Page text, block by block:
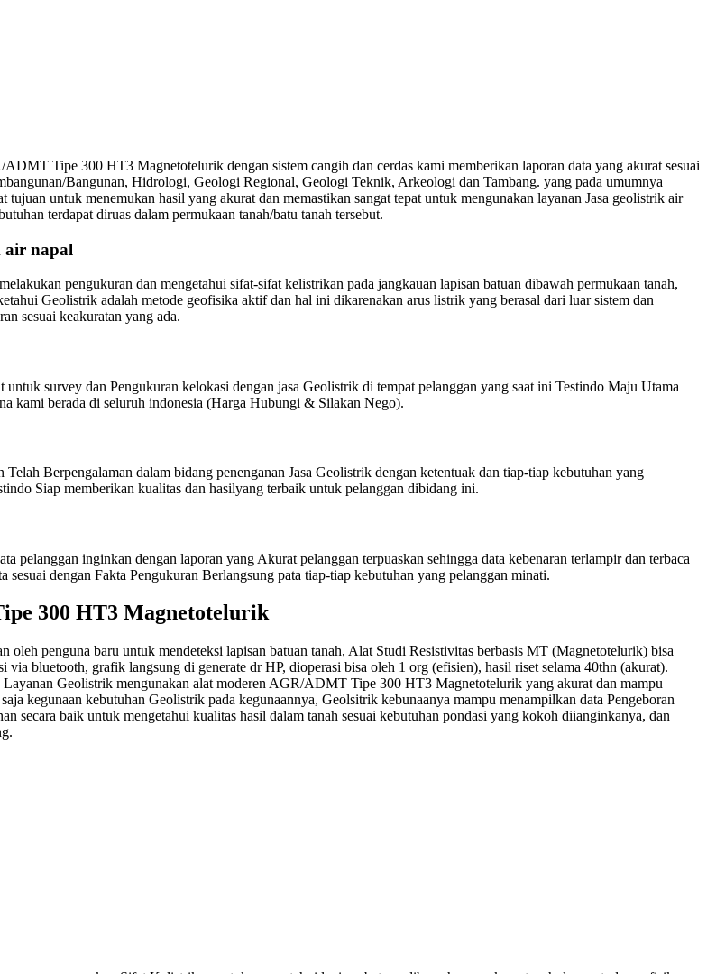
Tipe 300 HT3 Magnetotelurik dengan sistem cangih dan cerdas kami memberikan laporan data yang akurat sesuai
Bangunan, Hidrologi, Geologi Regional, Geologi Teknik, Arkeologi dan Tambang. yang pada umumnya
untuk menemukan hasil yang akurat dan memastikan sangat tepat untuk mengunakan layanan Jasa geolistrik air
terdapat diruas dalam permukaan tanah/batu tanah tersebut.
air napal
pengukuran dan mengetahui sifat-sifat kelistrikan pada jangkauan lapisan batuan dibawah permukaan tanah,
Geolistrik adalah metode geofisika aktif dan hal ini dikarenakan arus listrik yang berasal dari luar sistem dan
sesuai keakuratan yang ada.
survey dan Pengukuran kelokasi dengan jasa Geolistrik di tempat pelanggan yang saat ini Testindo Maju Utama
kami berada di seluruh indonesia (Harga Hubungi & Silakan Nego).
Berpengalaman dalam bidang penenganan Jasa Geolistrik dengan ketentuak dan tiap-tiap kebutuhan yang
Siap memberikan kualitas dan hasilyang terbaik untuk pelanggan dibidang ini.
pelanggan inginkan dengan laporan yang Akurat pelanggan terpuaskan sehingga data kebenaran terlampir dan terbaca
dengan Fakta Pengukuran Berlangsung pata tiap-tiap kebutuhan yang pelanggan minati.
300 HT3 Magnetotelurik
penguna baru untuk mendeteksi lapisan batuan tanah, Alat Studi Resistivitas berbasis MT (Magnetotelurik) bisa
bluetooth, grafik langsung di generate dr HP, dioperasi bisa oleh 1 org (efisien), hasil riset selama 40thn (akurat).
Geolistrik mengunakan alat moderen AGR/ADMT Tipe 300 HT3 Magnetotelurik yang akurat dan mampu
kegunaan kebutuhan Geolistrik pada kegunaannya, Geolsitrik kebunaanya mampu menampilkan data Pengeboran
secara baik untuk mengetahui kualitas hasil dalam tanah sesuai kebutuhan pondasi yang kokoh diianginkanya, dan